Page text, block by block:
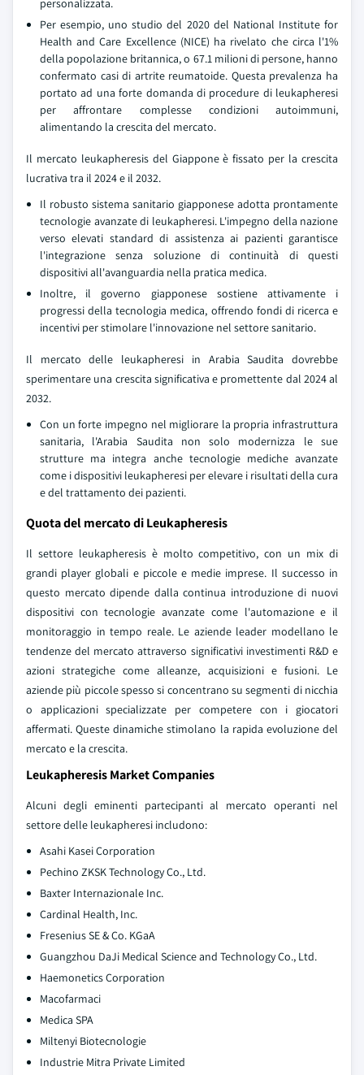
personalizzata.
Per esempio, uno studio del 2020 del National Institute for
Health and Care Excellence (NICE) ha rivelato che circa l'1%
della popolazione britannica, o 67.1 milioni di persone, hanno
confermato casi di artrite reumatoide. Questa prevalenza ha
portato ad una forte domanda di procedure di leukapheresi
per affrontare complesse condizioni autoimmuni,
alimentando la crescita del mercato.
Il mercato leukapheresis del Giappone è fissato per la crescita
lucrativa tra il 2024 e il 2032.
Il robusto sistema sanitario giapponese adotta prontamente
tecnologie avanzate di leukapheresi. L'impegno della nazione
verso elevati standard di assistenza ai pazienti garantisce
l'integrazione senza soluzione di continuità di questi
dispositivi all'avanguardia nella pratica medica.
Inoltre, il governo giapponese sostiene attivamente i
progressi della tecnologia medica, offrendo fondi di ricerca e
incentivi per stimolare l'innovazione nel settore sanitario.
Il mercato delle leukapheresi in Arabia Saudita dovrebbe
sperimentare una crescita significativa e promettente dal 2024 al
2032.
Con un forte impegno nel migliorare la propria infrastruttura
sanitaria, l'Arabia Saudita non solo modernizza le sue
strutture ma integra anche tecnologie mediche avanzate
come i dispositivi leukapheresi per elevare i risultati della cura
e del trattamento dei pazienti.
Quota del mercato di Leukapheresis
Il settore leukapheresis è molto competitivo, con un mix di
grandi player globali e piccole e medie imprese. Il successo in
questo mercato dipende dalla continua introduzione di nuovi
dispositivi con tecnologie avanzate come l'automazione e il
monitoraggio in tempo reale. Le aziende leader modellano le
tendenze del mercato attraverso significativi investimenti R&D e
azioni strategiche come alleanze, acquisizioni e fusioni. Le
aziende più piccole spesso si concentrano su segmenti di nicchia
o applicazioni specializzate per competere con i giocatori
affermati. Queste dinamiche stimolano la rapida evoluzione del
mercato e la crescita.
Leukapheresis Market Companies
Alcuni degli eminenti partecipanti al mercato operanti nel
settore delle leukapheresi includono:
Asahi Kasei Corporation
Pechino ZKSK Technology Co., Ltd.
Baxter Internazionale Inc.
Cardinal Health, Inc.
Fresenius SE & Co. KGaA
Guangzhou DaJi Medical Science and Technology Co., Ltd.
Haemonetics Corporation
Macofarmaci
Medica SPA
Miltenyi Biotecnologie
Industrie Mitra Private Limited